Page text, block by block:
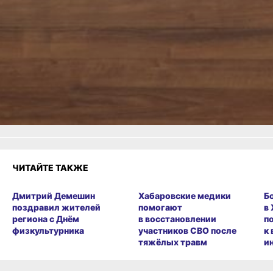
ЧИТАЙТЕ ТАКЖЕ
Дмитрий Демешин
поздравил жителей
региона с Днём
физкультурника
Хабаровские медики
помогают
в восстановлении
участников СВО после
тяжёлых травм
в
к